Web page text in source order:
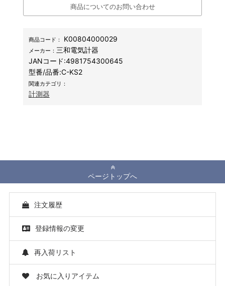
商品についてのお問い合わせ
商品コード： K00804000029
メーカー： 三和電気計器
JANコード:4981754300645
型番/品番:C-KS2
関連カテゴリ：
計測器
ページトップへ
注文履歴
登録情報の変更
再入荷リスト
お気に入りアイテム